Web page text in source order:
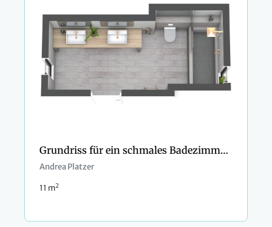
Grundriss für ein schmales Badezimmer im skandinavischen Stil
Andrea Platzer
11 m2